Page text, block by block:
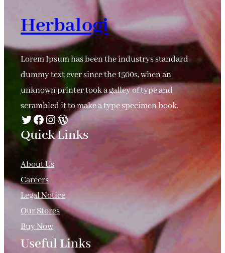
Herbalogi
Lorem Ipsum has been the industrys standard
dummy text ever since the 1500s, when an
unknown printer took a galley of type and
scrambled it to make a type specimen book.
Twitter Facebook Instagram WordPress
Quick Links
About Us
Careers
Legal Notice
Our Stores
Buy Now
Useful Links